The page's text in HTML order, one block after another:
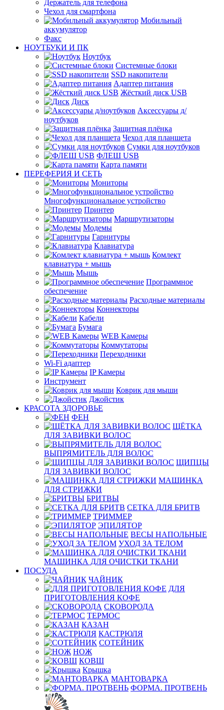
Держатель для телефона
Чехол для смартфона
Мобильный
аккумулятор
Факс
НОУТБУКИ И ПК
Ноутбук
Системные блоки
SSD накопители
Адаптер питания
Жёсткий диск USB
Диск
Аксессуары д/
ноутбуков
Защитная плёнка
Чехол для планшета
Сумки для ноутбуков
ФЛЕШ USB
Карта памяти
ПЕРЕФЕРИЯ И СЕТЬ
Мониторы
Многофункциональное устройство
Принтер
Маршрутизаторы
Модемы
Гарнитуры
Клавиатура
Комлект
клавиатура + мышь
Мышь
Программное
обеспечение
Расходные материалы
Коннекторы
Кабели
Бумага
WEB Камеры
Коммутаторы
Переходники
Wi-Fi адаптер
IP Камеры
Инструмент
Коврик для мыши
Джойстик
КРАСОТА ЗДОРОВЬЕ
ФЕН
ЩЁТКА
ДЛЯ ЗАВИВКИ ВОЛОС
ВЫПРЯМИТЕЛЬ ДЛЯ ВОЛОС
ЩИПЦЫ
ДЛЯ ЗАВИВКИ ВОЛОС
МАШИНКА
ДЛЯ СТРИЖКИ
БРИТВЫ
СЕТКА ДЛЯ БРИТВ
ТРИММЕР
ЭПИЛЯТОР
ВЕСЫ НАПОЛЬНЫЕ
УХОД ЗА ТЕЛОМ
МАШИНКА ДЛЯ ОЧИСТКИ ТКАНИ
ПОСУДА
ЧАЙНИК
ДЛЯ
ПРИГОТОВЛЕНИЯ КОФЕ
СКОВОРОДА
ТЕРМОС
КАЗАН
КАСТРЮЛЯ
СОТЕЙНИК
НОЖ
КОВШ
Крышка
МАНТОВАРКА
ФОРМА. ПРОТВЕНЬ